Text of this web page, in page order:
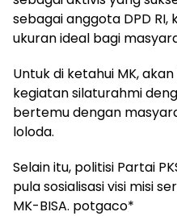
sebagai anggota DPD
ukuran ideal bagi
Untuk di ketahui MK,
kegiatan silaturahmi
bertemu dengan
loloda.
Selain itu, politisi Partai
pula sosialisasi visi misi
MK-BISA. potgaco*